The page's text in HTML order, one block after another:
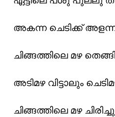
അകന്ന ചെടിക്ക്
ചിങ്ങത്തിലെ മഴ
അടിമഴ വിട്ടാലും
ചിങ്ങത്തിലെ മഴ